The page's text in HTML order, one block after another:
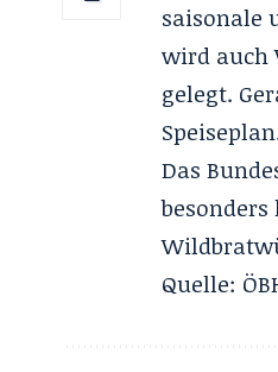
saisonale
wird auch
gelegt.
Das
Quelle: